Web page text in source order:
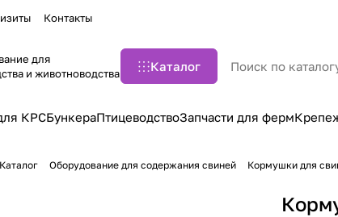
Контакты
для
и животноводства
Каталог
КРСБункераПтицеводствоЗапчасти для ферм
Каталог Оборудование для содержания свиней Кормушки для